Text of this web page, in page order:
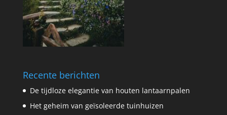
Recente berichten
De tijdloze elegantie van houten lantaarnpalen
Het geheim van geïsoleerde tuinhuizen